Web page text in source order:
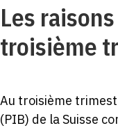
Les
troisième
Au troisième
(PIB) de la Suisse